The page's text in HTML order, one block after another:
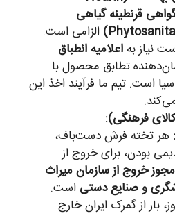
قرنطینه گیاهی
الزامی است.
نیاز به اعلامیه انطباق
تطابق محصول با
است. تیم ما فرآیند اخذ این
فرهنگی):
هر تخته فرش دست‌باف،
بودن، برای خروج از
مجوز خروج از سازمان میراث
و صنایع دستی است.
بار از گمرک ایران خارج